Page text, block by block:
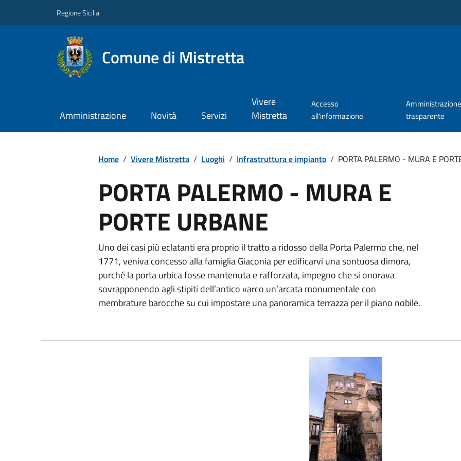
Regione Sicilia
Comune di Mistretta
Amministrazione Novità Servizi
Vivere
Mistretta
Accesso
all'informazione
Amministrazione
trasparente
Home / Vivere Mistretta / Luoghi / Infrastruttura e impianto / PORTA PALERMO - MURA E
PORTA PALERMO - MURA E
PORTE URBANE
Uno dei casi più eclatanti era proprio il tratto a ridosso della Porta Palermo che, nel
1771, veniva concesso alla famiglia Giaconia per edificarvi una sontuosa dimora,
purché la porta urbica fosse mantenuta e rafforzata, impegno che si onorava
sovrapponendo agli stipiti dell’antico varco un’arcata monumentale con
membrature barocche su cui impostare una panoramica terrazza per il piano nobile.